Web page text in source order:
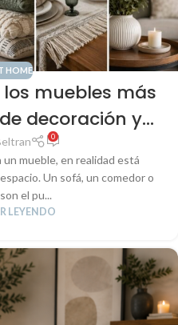
HOME
muebles más
decoración y
espacios
0
mueble, en realidad está
Un sofá, un comedor o
el pu...
LEYENDO